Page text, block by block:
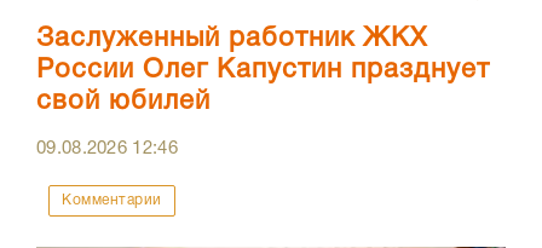
Заслуженный работник ЖКХ
России Олег Капустин празднует
свой юбилей
09.08.2026 12:46
Комментарии